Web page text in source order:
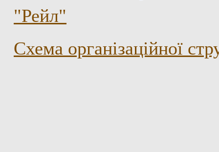
"Рейл"
Схема організаційної